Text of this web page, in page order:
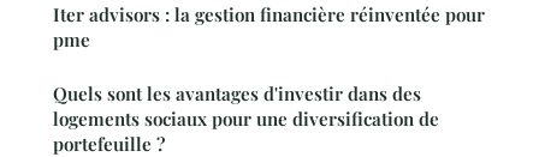
Iter advisors : la gestion financière réinventée pour
pme
Quels sont les avantages d'investir dans des
logements sociaux pour une diversification de
portefeuille ?